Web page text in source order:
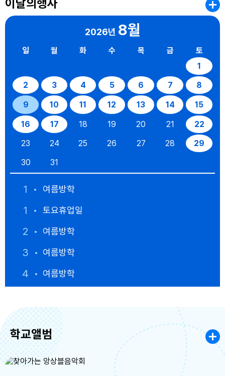
이달의행사
2026년 8월
일 월 화 수 목 금
토
1
2
3 4 5 6 7 8
9 10 11 12 13 14 15
16 17 18 19 20 21
22
23
24 25 26 27 28
29
30
31
1 여름방학
1 토요휴업일
2 여름방학
3 여름방학
4 여름방학
6 여름방학
7 여름방학
8 여름방학
학교앨범